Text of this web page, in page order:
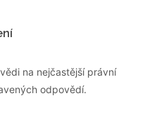
na nejčastější právní
odpovědí.